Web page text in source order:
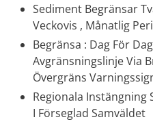
Sediment Begränsar
Veckovis , Månatlig
Begränsa : Dag För
Avgränsningslinje Via
Övergräns
Regionala
I Förseglad Samväldet